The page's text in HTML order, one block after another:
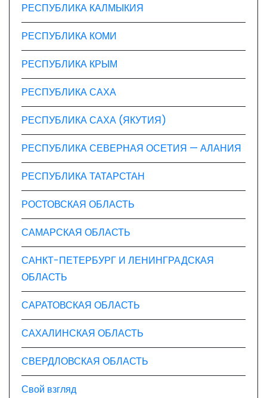
РЕСПУБЛИКА КАЛМЫКИЯ
РЕСПУБЛИКА КОМИ
РЕСПУБЛИКА КРЫМ
РЕСПУБЛИКА САХА
РЕСПУБЛИКА САХА (ЯКУТИЯ)
РЕСПУБЛИКА СЕВЕРНАЯ ОСЕТИЯ — АЛАНИЯ
РЕСПУБЛИКА ТАТАРСТАН
РОСТОВСКАЯ ОБЛАСТЬ
САМАРСКАЯ ОБЛАСТЬ
САНКТ-ПЕТЕРБУРГ И ЛЕНИНГРАДСКАЯ
ОБЛАСТЬ
САРАТОВСКАЯ ОБЛАСТЬ
САХАЛИНСКАЯ ОБЛАСТЬ
СВЕРДЛОВСКАЯ ОБЛАСТЬ
Свой взгляд